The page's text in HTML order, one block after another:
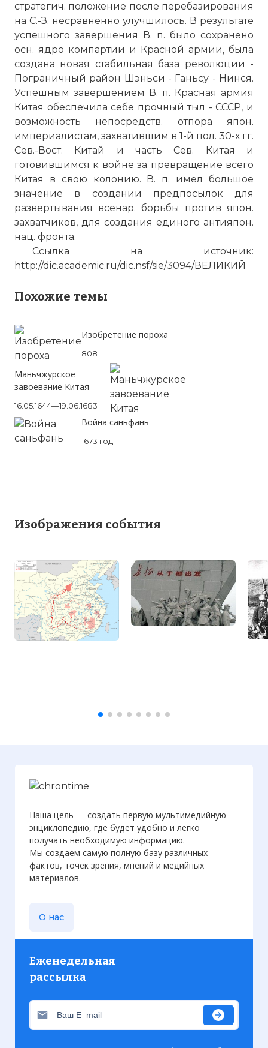
стратегич. положение после перебазирования
на С.-З. несравненно улучшилось. В результате
успешного завершения В. п. было сохранено
осн. ядро компартии и Красной армии, была
создана новая стабильная база революции -
Пограничный район Шэньси - Ганьсу - Нинся.
Успешным завершением В. п. Красная армия
Китая обеспечила себе прочный тыл - СССР, и
возможность непосредств. отпора япон.
империалистам, захватившим в 1-й пол. 30-х гг.
Сев.-Вост. Китай и часть Сев. Китая и
готовившимся к войне за превращение всего
Китая в свою колонию. В. п. имел большое
значение в создании предпосылок для
развертывания всенар. борьбы против япон.
захватчиков, для создания единого антияпон.
нац. фронта.
Ссылка на источник:
http://dic.academic.ru/dic.nsf/sie/3094/ВЕЛИКИЙ
Похожие темы
Изобретение пороха
808
Маньчжурское
завоевание Китая
16.05.1644—19.06.1683
Война саньфань
1673 год
Изображения события
Вернуться в статью:Великий поход
китайских коммунистов
Наша цель — создать первую мультимедийную
энциклопедию, где будет удобно и легко
получать необходимую информацию.
Мы создаем самую полную базу различных
фактов, точек зрения, мнений и медийных
материалов.
О нас
Еженедельная
рассылка